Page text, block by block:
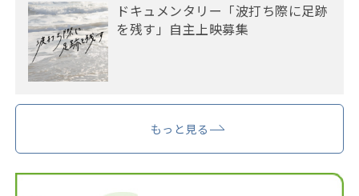
ドキュメンタリー「波打ち際に足跡
を残す」自主上映募集
もっと見る